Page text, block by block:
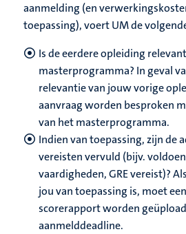
aanmelding (en
toepassing), voert UM de
Is de eerdere opleiding
masterprogramma? In geval
relevantie van jouw vorige
aanvraag worden besproken
van het masterprogramma.
Indien van toepassing, zijn de
vereisten vervuld (bijv.
vaardigheden, GRE vereist)?
jou van toepassing is, moet
scorerapport worden
aanmelddeadline.